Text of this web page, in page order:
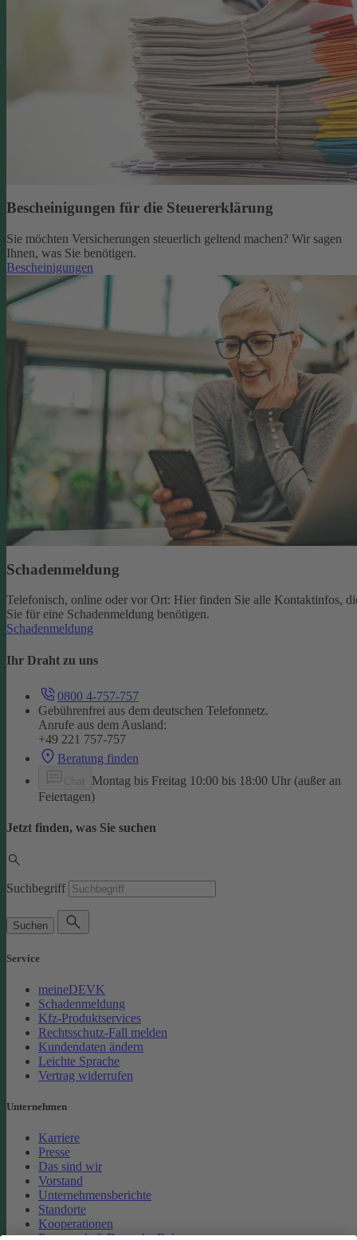
Bescheinigungen für die Steuererklärung
Sie möchten Versicherungen steuerlich geltend machen? Wir sagen
Ihnen, was Sie benötigen.
Bescheinigungen
Schadenmeldung
Telefonisch, online oder vor Ort: Hier finden Sie alle Kontaktinfos,
Sie für eine Schadenmeldung benötigen.
Schadenmeldung
Ihr Draht zu uns
0800 4-757-757
Gebührenfrei aus dem deutschen Telefonnetz.
Anrufe aus dem Ausland:
+49 221 757-757
Beratung finden
Montag bis Freitag 10:00 bis 18:00 Uhr (außer an
Feiertagen)
Jetzt finden, was Sie suchen
Suchbegriff
Suchen
Service
meineDEVK
Schadenmeldung
Kfz-Produktservices
Rechtsschutz-Fall melden
Kundendaten ändern
Leichte Sprache
Vertrag widerrufen
Unternehmen
Karriere
Presse
Das sind wir
Vorstand
Unternehmensberichte
Standorte
Kooperationen